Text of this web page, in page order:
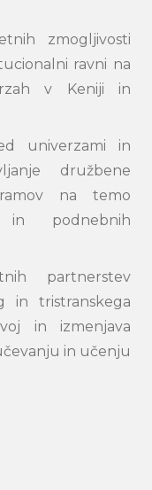
zmogljivosti
ravni na
v Keniji in
univerzami in
družbene
na temo
in podnebnih
partnerstev
in tristranskega
in izmenjava
in učenju